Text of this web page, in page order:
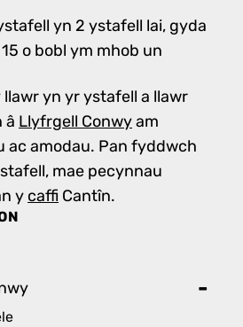
yn 2 ystafell lai, gyda
o bobl ym mhob un
llawr yn yr ystafell a llawr
â Llyfrgell Conwyam
ac amodau. Pan fyddwch
mae pecynnau
y caffi Cantîn.